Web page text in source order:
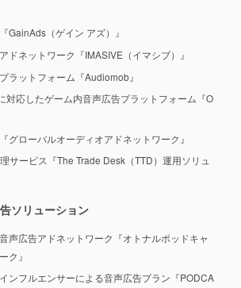
GainAds（ゲイン アズ）』
ドネットワーク『IMASIVE（イマシブ）』
ラットフォーム『Audiomob』
対応したゲーム内音声広告プラットフォーム『O
グローバルオーディオアドネットワーク』
サービス『The Trade Desk（TTD）運用ソリュ
ソリューション
声広告アドネットワーク『オトナルポッドキャ
ク』
ンフルエンサーによる音声広告プラン『PODCA